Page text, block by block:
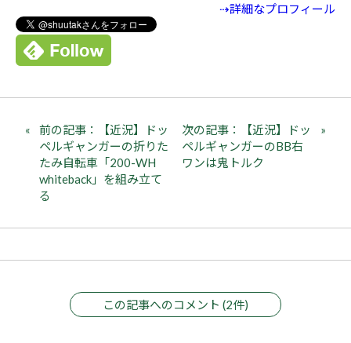
⇢詳細なプロフィール
前の記事：【近況】ドッ
ペルギャンガーの折りた
たみ自転車「200-WH
whiteback」を組み立て
る
次の記事：【近況】ドッ
ペルギャンガーのBB右
ワンは鬼トルク
この記事へのコメント (2件)